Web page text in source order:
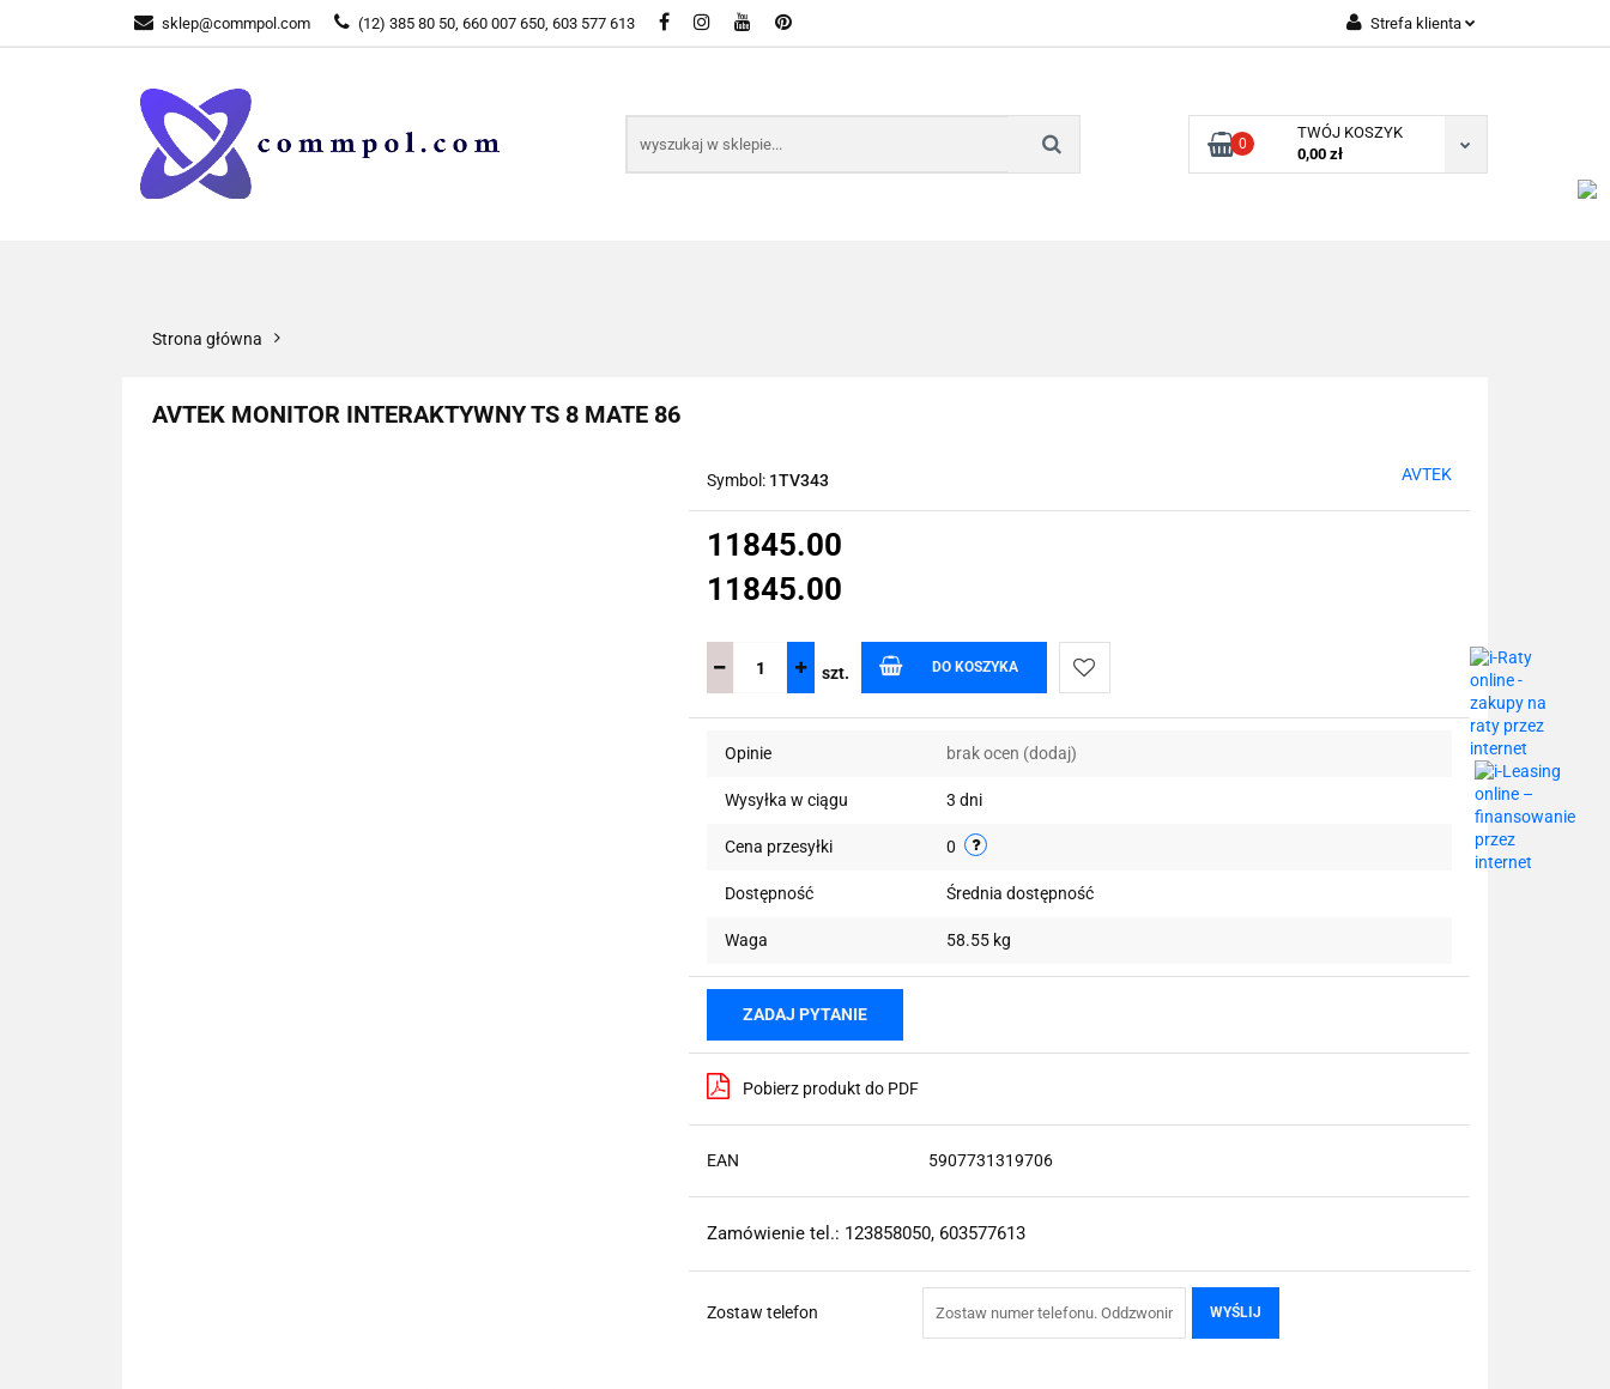
sklep@commpol.com (12) 385 80 50, 660 007 650, 603 577 613 Strefa klienta
Zarejestruj się
Dodaj zgłoszenie
0
TWÓJ KOSZYK
0,00 zł
WSZYSTKIE KATEGORIE DOSTĘPNE W SKLEPIE
Strona główna
AVTEK MONITOR INTERAKTYWNY TS 8 MATE 86
Symbol: 1TV343 AVTEK
11845.00
11845.00
szt. DO KOSZYKA
Do
Opinie brak ocen (dodaj)
Wysyłka w ciągu 3 dni
Cena przesyłki 0
Dostępność Średnia dostępność
Waga 58.55 kg
ZADAJ PYTANIE
Pobierz produkt do PDF
EAN 5907731319706
Zamówienie tel.: 123858050, 603577613
Zostaw telefon WYŚLIJ